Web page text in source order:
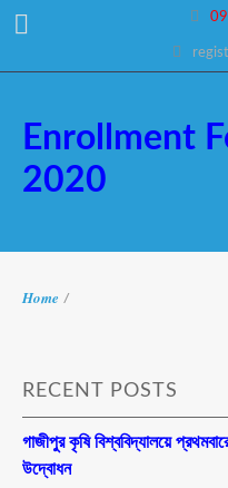
Enrollment
2020
Home /
RECENT POSTS
গাজীপুর কৃষি বিশ্ববিদ্যালয়ে
উদ্বোধন